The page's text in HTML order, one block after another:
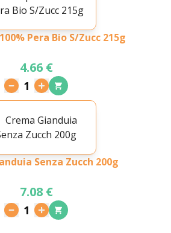
Pera Bio S/Zucc 215g
4.66 €
1
Senza Zucch 200g
7.08 €
1